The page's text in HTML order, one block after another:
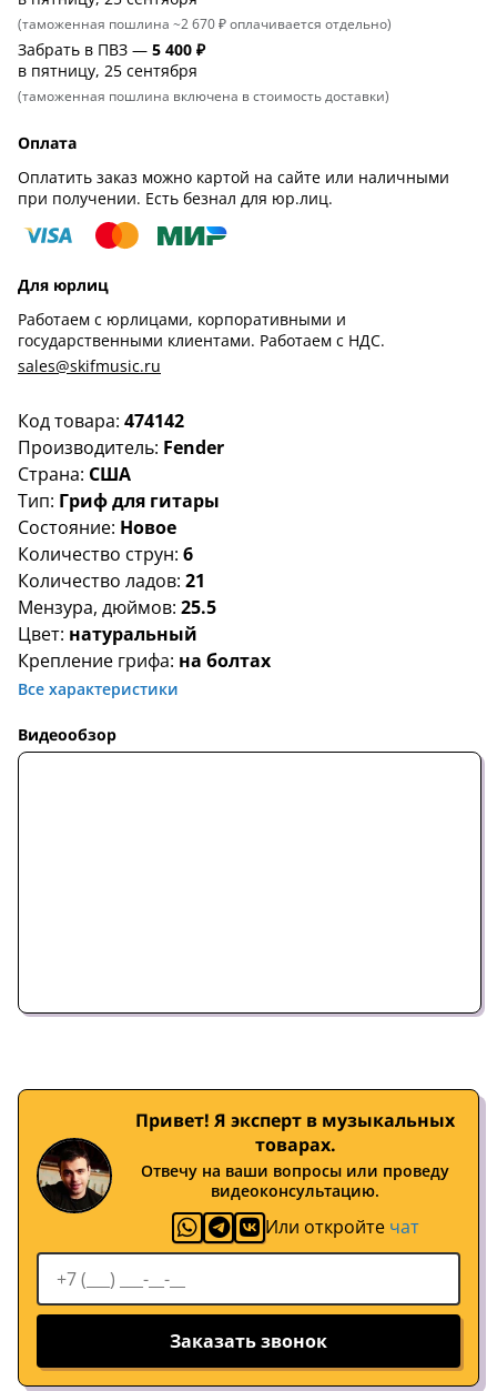
Код товара: 474142
Производитель: Fender
Страна: США
Тип: Гриф для гитары
Состояние: Новое
Количество струн: 6
Количество ладов: 21
Мензура, дюймов: 25.5
Цвет: натуральный
Крепление грифа: на болтах
Все характеристики
Видеообзор
(таможенная пошлина ~2 670 ₽ оплачивается отдельно)
Забрать в ПВЗ — 5 400 ₽
в пятницу, 25 сентября
(таможенная пошлина включена в стоимость доставки)
Оплата
Оплатить заказ можно картой на сайте или наличными
при получении. Есть безнал для юр.лиц.
Для юрлиц
Работаем с юрлицами, корпоративными и
государственными клиентами. Работаем с НДС.
sales@skifmusic.ru
Привет! Я эксперт в музыкальных
товарах.
Отвечу на ваши вопросы или проведу
видеоконсультацию.
Или откройте чат
Заказать звонок